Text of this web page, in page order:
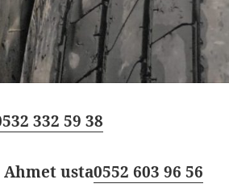
332 59 38
usta0552 603 96 56